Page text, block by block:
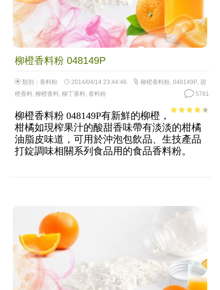
柳橙香料粉 048149P
類別： 香料粉 2014/04/14 23:44:46 柳橙香料粉, 048149P, 甜
橙香料, 柳橙香料, 柳丁香料, 香料粉 5781
5
柳橙香料粉 048149P有新鮮的柳橙，
柑橘如現榨果汁的酸甜香味帶有淡淡的柑橘
油脂皮味道，可用於沖泡包飲品、生技產品
打錠調味相關系列食品用的食品香料粉。